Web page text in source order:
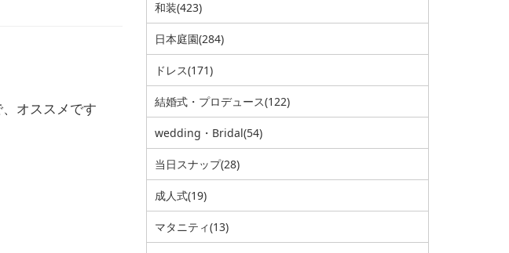
オススメです
和装(423)
日本庭園(284)
ドレス(171)
結婚式・プロデュース(122)
wedding・Bridal(54)
当日スナップ(28)
成人式(19)
マタニティ(13)